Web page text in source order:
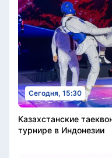
Сегодня, 15:30
Казахстанские
турнире в Индонезии